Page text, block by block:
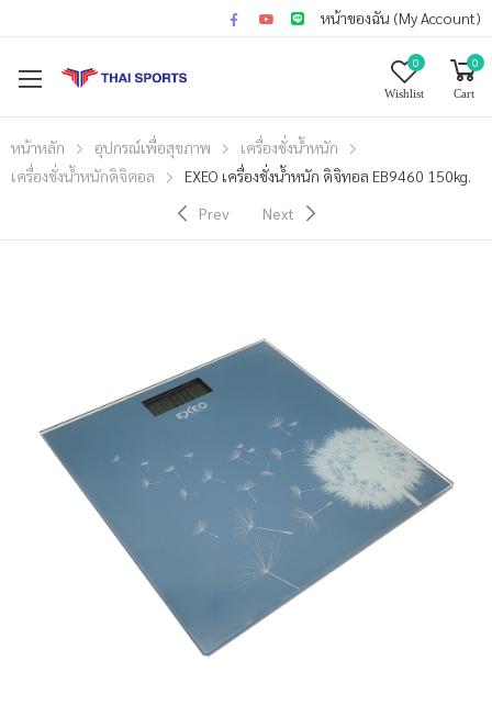
หน้าของฉัน (My Account)
0
Wishlist
0
Cart
หน้าหลัก อุปกรณ์เพื่อสุขภาพ
เครื่องชั่งน้ำหนัก
เครื่องชั่งน้ำหนักดิจิตอล
EXEO เครื่องชั่งน้ำหนัก ดิจิทอล EB9460 150kg.
Prev
Next